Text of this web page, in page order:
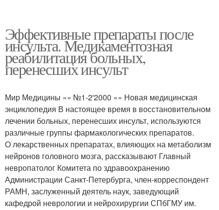
Эффективные препараты после
инсульта. Медикаментозная
реабилитация больных,
перенесших инсульт
Мир Медицины »» №1-2'2000 »» Новая медицинская
энциклопедия В настоящее время в восстановительном
лечении больных, перенесших инсульт, используются
различные группы фармакологических препаратов.
О лекарственных препаратах, влияющих на метаболизм
нейронов головного мозга, рассказывают Главный
невропатолог Комитета по здравоохранению
Администрации Санкт-Петербурга, член-корреспондент
РАМН, заслуженный деятель наук, заведующий
кафедрой неврологии и нейрохирургии СПбГМУ им.